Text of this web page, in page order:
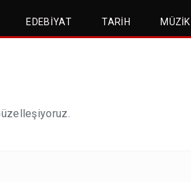
EDEBIYAT TARIH MÜZIK